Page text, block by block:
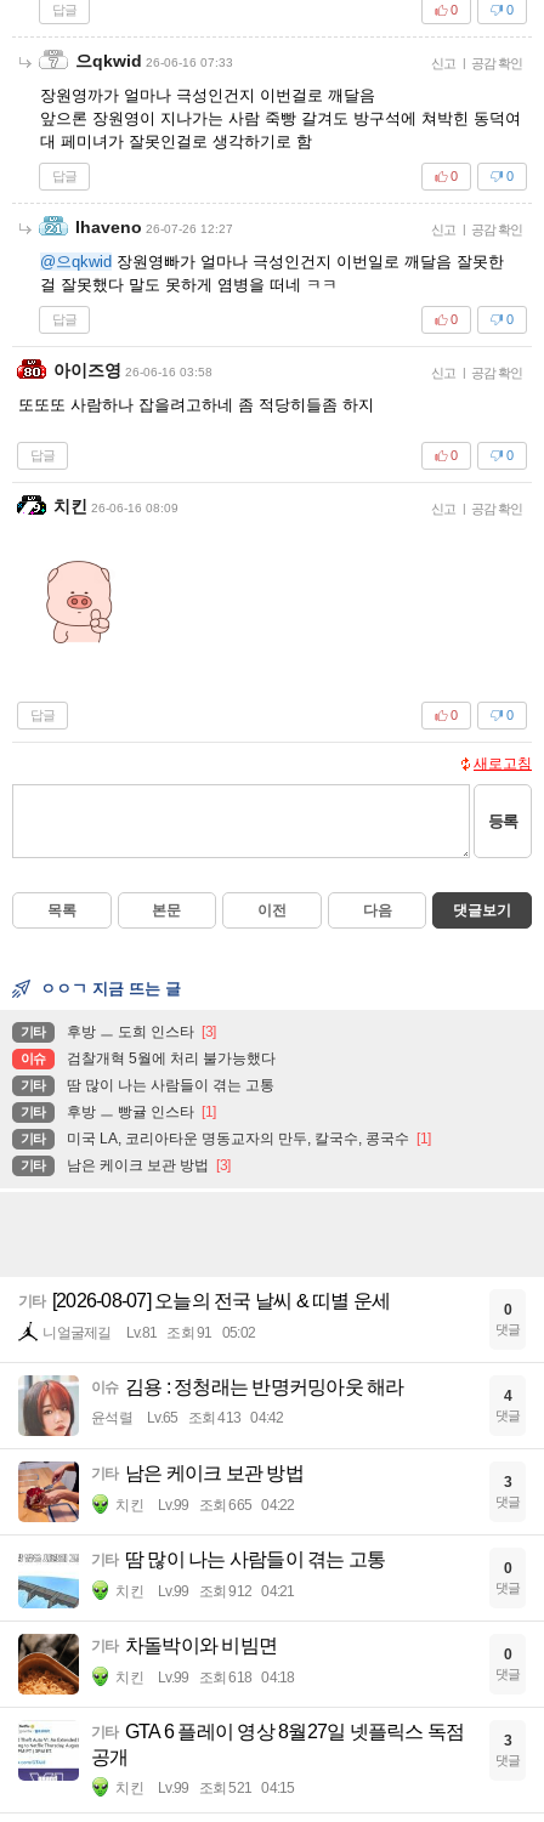
답글 0
0
으qkwid 26-06-16 07:33 신고 | 공감 확인
장원영까가 얼마나 극성인건지 이번걸로 깨달음
앞으론 장원영이 지나가는 사람 죽빵 갈겨도 방구석에 쳐박힌 동덕여
대 페미녀가 잘못인걸로 생각하기로 함
답글 0
0
Ihaveno 26-07-26 12:27 신고 | 공감 확인
@으qkwid 장원영빠가 얼마나 극성인건지 이번일로 깨달음 잘못한
걸 잘못했다 말도 못하게 염병을 떠네 ㅋㅋ
답글 0
0
아이즈영 26-06-16 03:58 신고 | 공감 확인
또또또 사람하나 잡을려고하네 좀 적당히들좀 하지
답글 0
0
치킨 26-06-16 08:09 신고 | 공감 확인
답글 0
0
새로고침
등록
목록 본문 이전 다음 댓글보기
ㅇㅇㄱ 지금 뜨는 글
기타 후방 ㅡ 도희 인스타 [3]
이슈 검찰개혁 5월에 처리 불가능했다
기타 땀 많이 나는 사람들이 겪는 고통
기타 후방 ㅡ 빵귤 인스타 [1]
기타 미국 LA, 코리아타운 명동교자의 만두, 칼국수, 콩국수 [1]
기타 남은 케이크 보관 방법 [3]
기타 [2026-08-07] 오늘의 전국 날씨 & 띠별 운세
니얼굴제길 Lv.81 조회 91 05:02
0
댓글
이슈 김용 : 정청래는 반명커밍아웃 해라
윤석렬 Lv.65 조회 413 04:42
4
댓글
기타 남은 케이크 보관 방법
치킨 Lv.99 조회 665 04:22
3
댓글
기타 땀 많이 나는 사람들이 겪는 고통
치킨 Lv.99 조회 912 04:21
0
댓글
기타 차돌박이와 비빔면
치킨 Lv.99 조회 618 04:18
0
댓글
기타 GTA 6 플레이 영상 8월27일 넷플릭스 독점
공개
치킨 Lv.99 조회 521 04:15
3
댓글